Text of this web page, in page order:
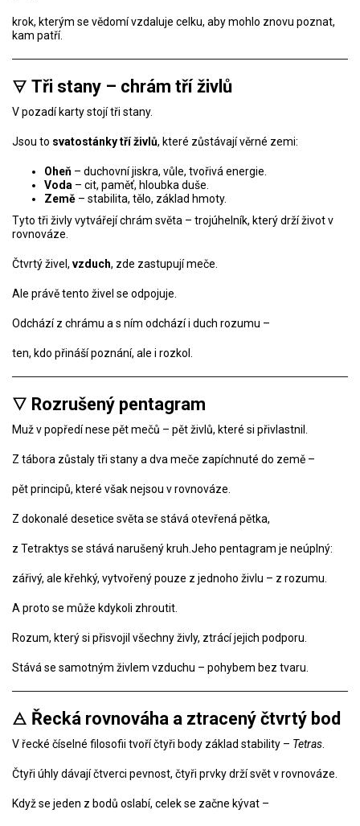
krok, kterým se vědomí vzdaluje celku, aby mohlo znovu poznat,
kam patří.
🜃 Tři stany – chrám tří živlů
V pozadí karty stojí tři stany.
Jsou to svatostánky tří živlů, které zůstávají věrné zemi:
Oheň – duchovní jiskra, vůle, tvořivá energie.
Voda – cit, paměť, hloubka duše.
Země – stabilita, tělo, základ hmoty.
Tyto tři živly vytvářejí chrám světa – trojúhelník, který drží život v
rovnováze.
Čtvrtý živel, vzduch, zde zastupují meče.
Ale právě tento živel se odpojuje.
Odchází z chrámu a s ním odchází i duch rozumu –
ten, kdo přináší poznání, ale i rozkol.
🜄 Rozrušený pentagram
Muž v popředí nese pět mečů – pět živlů, které si přivlastnil.
Z tábora zůstaly tři stany a dva meče zapíchnuté do země –
pět principů, které však nejsou v rovnováze.
Z dokonalé desetice světa se stává otevřená pětka,
z Tetraktys se stává narušený kruh.Jeho pentagram je neúplný:
zářivý, ale křehký, vytvořený pouze z jednoho živlu – z rozumu.
A proto se může kdykoli zhroutit.
Rozum, který si přisvojil všechny živly, ztrácí jejich podporu.
Stává se samotným živlem vzduchu – pohybem bez tvaru.
🜁 Řecká rovnováha a ztracený čtvrtý bod
V řecké číselné filosofii tvoří čtyři body základ stability – Tetras.
Čtyři úhly dávají čtverci pevnost, čtyři prvky drží svět v rovnováze.
Když se jeden z bodů oslabí, celek se začne kývat –